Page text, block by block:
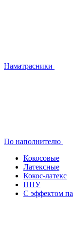
Наматрасники
По наполнителю
Кокосовые
Латексные
Кокос-латекс
ППУ
С эффектом